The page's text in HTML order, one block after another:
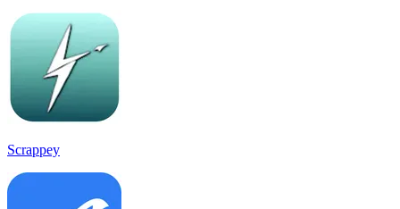
Scrappey